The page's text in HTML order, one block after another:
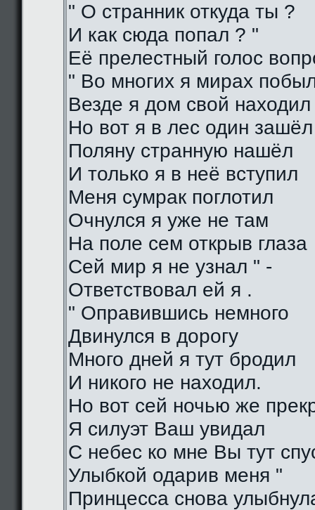
" О странник откуда ты ?
И как сюда попал ? "
Её прелестный голос
" Во многих я мирах
Везде я дом свой находил
Но вот я в лес один зашёл
Поляну странную нашёл
И только я в неё вступил
Меня сумрак поглотил
Очнулся я уже не там
На поле сем открыв глаза
Сей мир я не узнал " -
Ответствовал ей я .
" Оправившись немного
Двинулся в дорогу
Много дней я тут бродил
И никого не находил.
Но вот сей ночью же
Я силуэт Ваш увидал
С небес ко мне Вы тут
Улыбкой одарив меня "
Принцесса снова